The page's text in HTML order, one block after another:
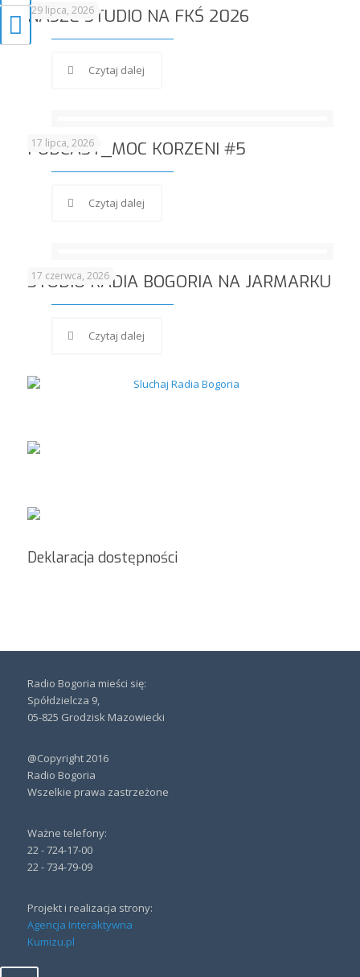
Zmień rozmiar czcionek
29 lipca, 2026
NASZE STUDIO NA FKŚ 2026
Czytaj dalej
17 lipca, 2026
PODCAST_MOC KORZENI #5
Czytaj dalej
17 czerwca, 2026
STUDIO RADIA BOGORIA NA JARMARKU
Czytaj dalej
Deklaracja dostępności
Radio Bogoria mieści się:
Spółdzielcza 9,
05-825 Grodzisk Mazowiecki
@Copyright 2016
Radio Bogoria
Wszelkie prawa zastrzeżone
Ważne telefony:
22 - 724-17-00
22 - 734-79-09
Projekt i realizacja strony:
Agencja Interaktywna
Kumizu.pl